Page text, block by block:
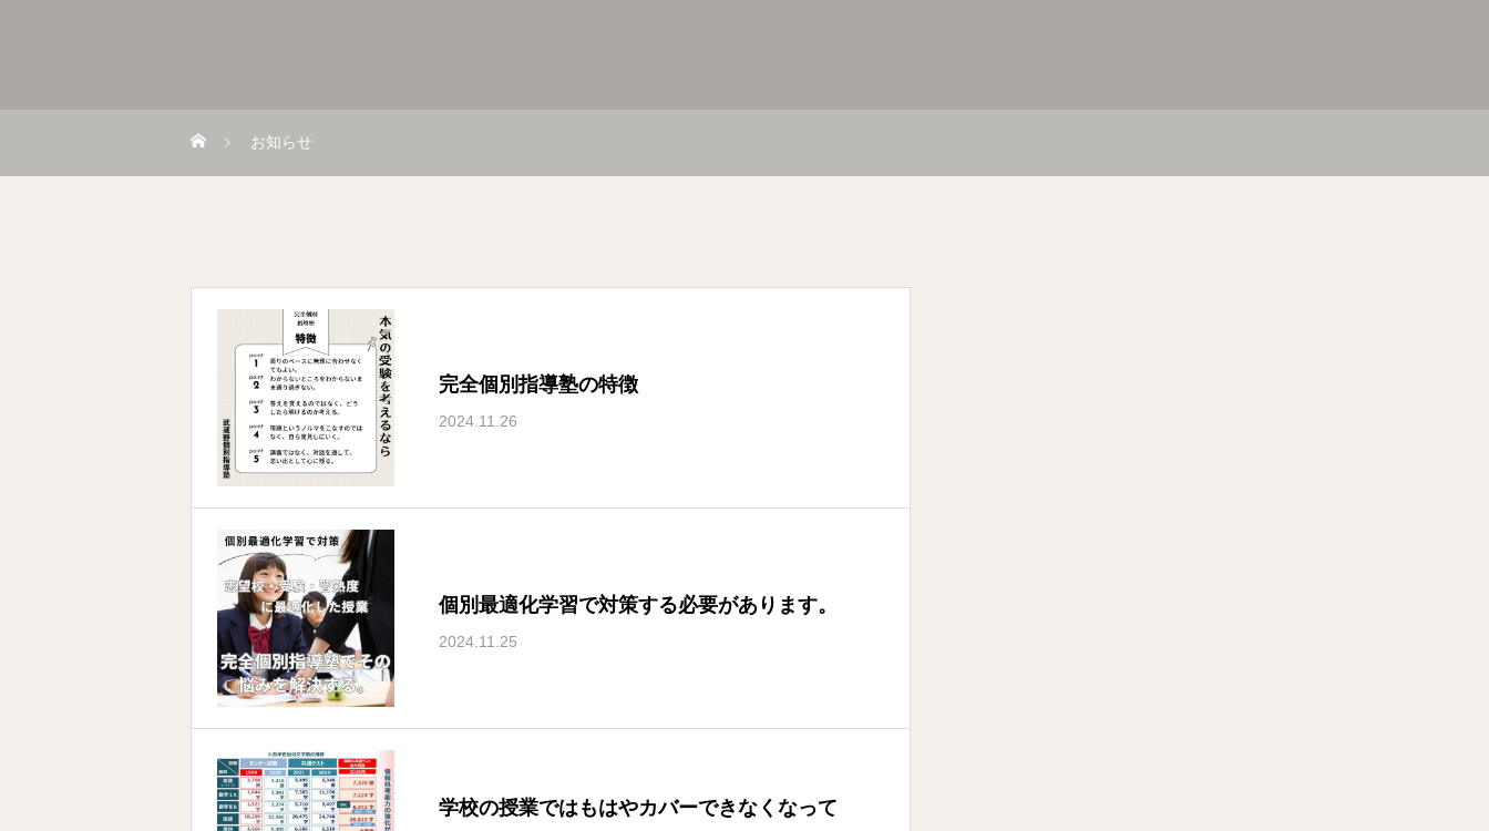
お知らせ
完全個別指導塾の特徴
2024.11.26
個別最適化学習で対策する必要があります。
2024.11.25
学校の授業ではもはやカバーできなくなって